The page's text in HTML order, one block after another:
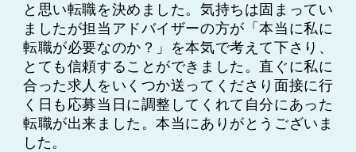
と思い転職を決めました。気持ちは固まってい
ましたが担当アドバイザーの方が「本当に私に
転職が必要なのか？」を本気で考えて下さり、
とても信頼することができました。直ぐに私に
合った求人をいくつか送ってくださり面接に行
く日も応募当日に調整してくれて自分にあった
転職が出来ました。本当にありがとうございま
した。